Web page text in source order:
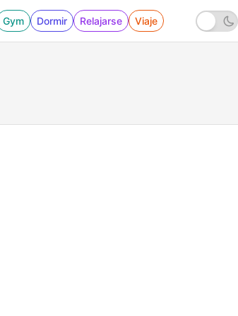
Gym Dormir Relajarse Viaje